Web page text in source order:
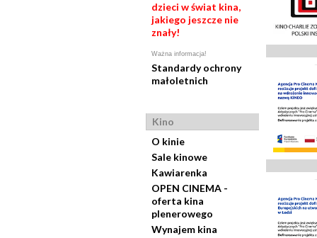
dzieci w świat kina,
jakiego jeszcze nie
znały!
Ważna informacja!
Standardy ochrony
małoletnich
Kino
O kinie
Sale kinowe
Kawiarenka
OPEN CINEMA -
oferta kina
plenerowego
Wynajem kina